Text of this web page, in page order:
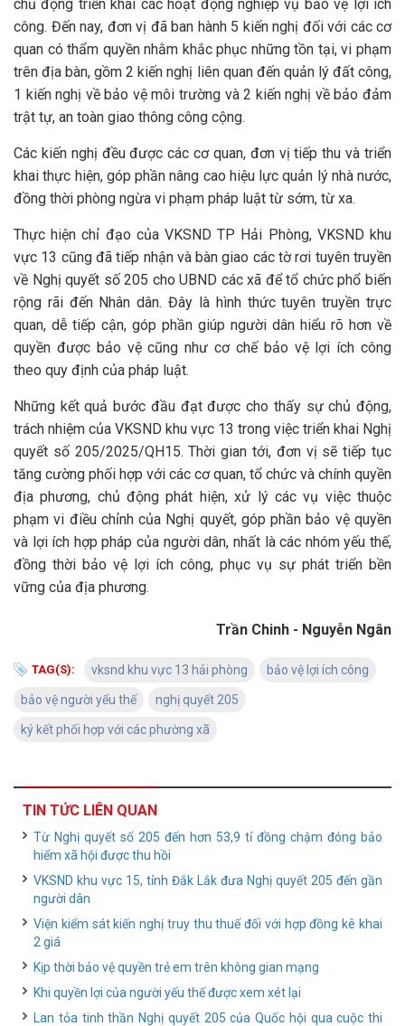
chủ động triển khai các hoạt động nghiệp vụ bảo vệ lợi ích
công. Đến nay, đơn vị đã ban hành 5 kiến nghị đối với các cơ
quan có thẩm quyền nhằm khắc phục những tồn tại, vi phạm
trên địa bàn, gồm 2 kiến nghị liên quan đến quản lý đất công,
1 kiến nghị về bảo vệ môi trường và 2 kiến nghị về bảo đảm
trật tự, an toàn giao thông công cộng.
Các kiến nghị đều được các cơ quan, đơn vị tiếp thu và triển
khai thực hiện, góp phần nâng cao hiệu lực quản lý nhà nước,
đồng thời phòng ngừa vi phạm pháp luật từ sớm, từ xa.
Thực hiện chỉ đạo của VKSND TP Hải Phòng, VKSND khu
vực 13 cũng đã tiếp nhận và bàn giao các tờ rơi tuyên truyền
về Nghị quyết số 205 cho UBND các xã để tổ chức phổ biến
rộng rãi đến Nhân dân. Đây là hình thức tuyên truyền trực
quan, dễ tiếp cận, góp phần giúp người dân hiểu rõ hơn về
quyền được bảo vệ cũng như cơ chế bảo vệ lợi ích công
theo quy định của pháp luật.
Những kết quả bước đầu đạt được cho thấy sự chủ động,
trách nhiệm của VKSND khu vực 13 trong việc triển khai Nghị
quyết số 205/2025/QH15. Thời gian tới, đơn vị sẽ tiếp tục
tăng cường phối hợp với các cơ quan, tổ chức và chính quyền
địa phương, chủ động phát hiện, xử lý các vụ việc thuộc
phạm vi điều chỉnh của Nghị quyết, góp phần bảo vệ quyền
và lợi ích hợp pháp của người dân, nhất là các nhóm yếu thế,
đồng thời bảo vệ lợi ích công, phục vụ sự phát triển bền
vững của địa phương.
Trần Chinh - Nguyễn Ngân
TAG(S): vksnd khu vực 13 hải phòng bảo vệ lợi ích công
bảo vệ người yếu thế nghị quyết 205
ký kết phối hợp với các phường xã
TIN TỨC LIÊN QUAN
Từ Nghị quyết số 205 đến hơn 53,9 tỉ đồng chậm đóng bảo
hiểm xã hội được thu hồi
VKSND khu vực 15, tỉnh Đắk Lắk đưa Nghị quyết 205 đến gần
người dân
Viện kiểm sát kiến nghị truy thu thuế đối với hợp đồng kê khai
2 giá
Kịp thời bảo vệ quyền trẻ em trên không gian mạng
Khi quyền lợi của người yếu thế được xem xét lại
Lan tỏa tinh thần Nghị quyết 205 của Quốc hội qua cuộc thi